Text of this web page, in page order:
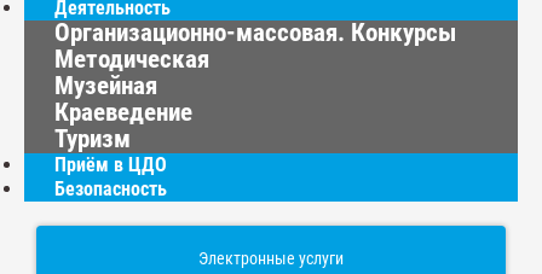
Деятельность
Организационно-массовая. Конкурсы
Методическая
Музейная
Краеведение
Туризм
Приём в ЦДО
Безопасность
Электронные услуги